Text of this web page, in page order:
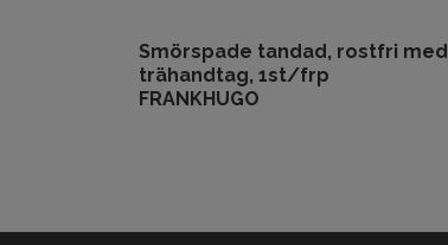
Smörspade tandad, rostfri med
trähandtag, 1st/frp
FRANKHUGO